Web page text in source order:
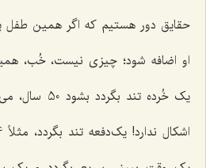
او اضافه شود؛ چیزی نیست، خُب،
یک خُرده تند